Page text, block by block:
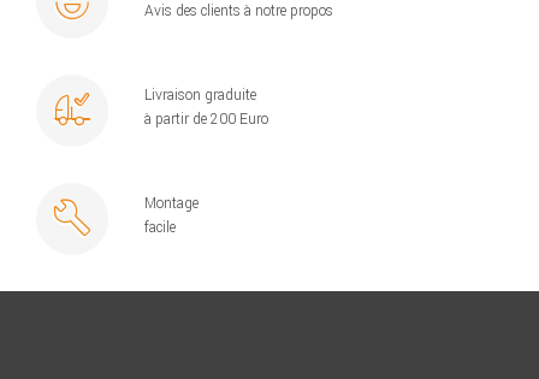
Avis des clients à notre propos
Livraison graduite
à partir de 200 Euro
Montage
facile